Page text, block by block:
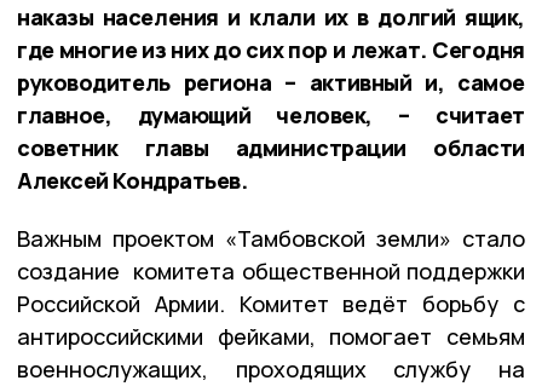
наказы населения и клали их в долгий ящик,
где многие из них до сих пор и лежат. Сегодня
руководитель региона – активный и, самое
главное, думающий человек, – считает
советник главы администрации области
Алексей Кондратьев.
Важным проектом «Тамбовской земли» стало
создание комитета общественной поддержки
Российской Армии. Комитет ведёт борьбу с
антироссийскими фейками, помогает семьям
военнослужащих, проходящих службу на